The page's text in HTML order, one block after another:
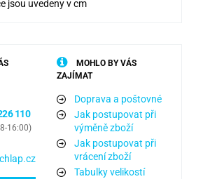
jsou uvedeny v cm
110
16:00)
MOHLO BY VÁS
ZAJÍMAT
Doprava a poštovné
Jak postupovat při
výměně zboží
Jak postupovat při
vrácení zboží
Tabulky velikostí